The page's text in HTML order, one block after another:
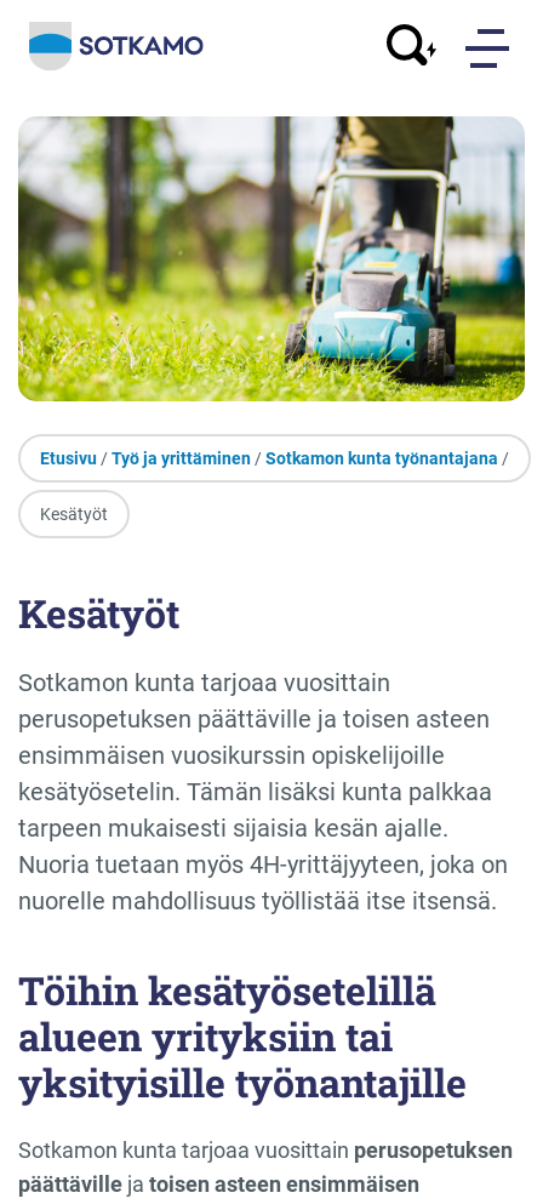
Etusivu /Työ ja yrittäminen /Sotkamon kunta työnantajana /
Kesätyöt
Kesätyöt
Sotkamon kunta tarjoaa vuosittain
perusopetuksen päättäville ja toisen asteen
ensimmäisen vuosikurssin opiskelijoille
kesätyösetelin. Tämän lisäksi kunta palkkaa
tarpeen mukaisesti sijaisia kesän ajalle.
Nuoria tuetaan myös 4H-yrittäjyyteen, joka on
nuorelle mahdollisuus työllistää itse itsensä.
Töihin kesätyösetelillä
alueen yrityksiin tai
yksityisille työnantajille
Sotkamon kunta tarjoaa vuosittain perusopetuksen
päättäville ja toisen asteen ensimmäisen